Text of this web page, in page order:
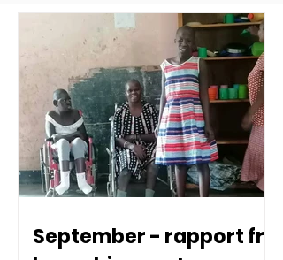
September - rapport fra